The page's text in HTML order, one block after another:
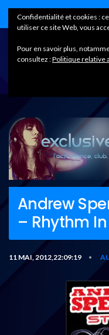
Andrew
– Rhythm
11 MAI, 2012,22:09:19 •
Confidentialité et cookies :
utiliser ce site Web, vous
Pour en savoir plus,
consultez :Politique relative